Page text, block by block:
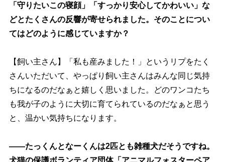
「守りたいこの寝顔」「すっかり安心してかわいい」な
どとたくさんの反響が寄せられました。そのことについ
てはどのように感じていますか？
【飼い主さん】「私も産みました！」というリプをたく
さんいただいて、やっぱり飼い主さんはみんな同じ気持
ちになるのだなぁと嬉しく思いました。どのワンコたち
も我が子のように大切に育てられているのだなぁと思う
と、温かい気持ちになります。
――たっくんとなーくんは2匹とも雑種犬だそうですね。
犬猫の保護ボランティア団体「アニマルフォスターペア